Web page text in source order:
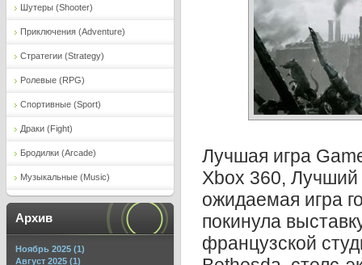
Лучшая игра
Xbox 360, Лучший
ожидаемая игра
покинула
французской
Шутеры (Shooter)
Приключения (Adventure)
Стратегии (Strategy)
Ролевые (RPG)
Спортивные (Sport)
Драки (Fight)
Бродилки (Arcade)
Музыкальные (Music)
Архив
Ноябрь 2025 (1)
Август 2025 (1)